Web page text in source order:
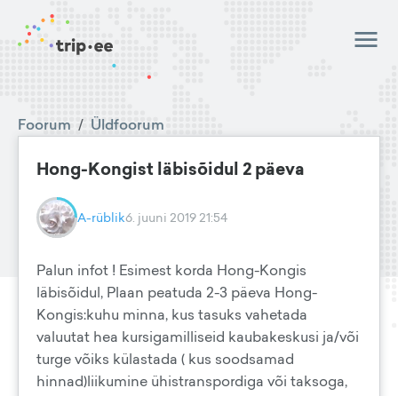
Foorum / Üldfoorum
Hong-Kongist läbisõidul 2 päeva
A-rüblik6. juuni 2019 21:54
Palun infot ! Esimest korda Hong-Kongis
läbisõidul, Plaan peatuda 2-3 päeva Hong-
Kongis:kuhu minna, kus tasuks vahetada
valuutat hea kursigamilliseid kaubakeskusi ja/või
turge võiks külastada ( kus soodsamad
hinnad)liikumine ühistranspordiga või taksoga,